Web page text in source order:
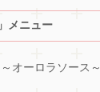
メニュー
オーロラソース～